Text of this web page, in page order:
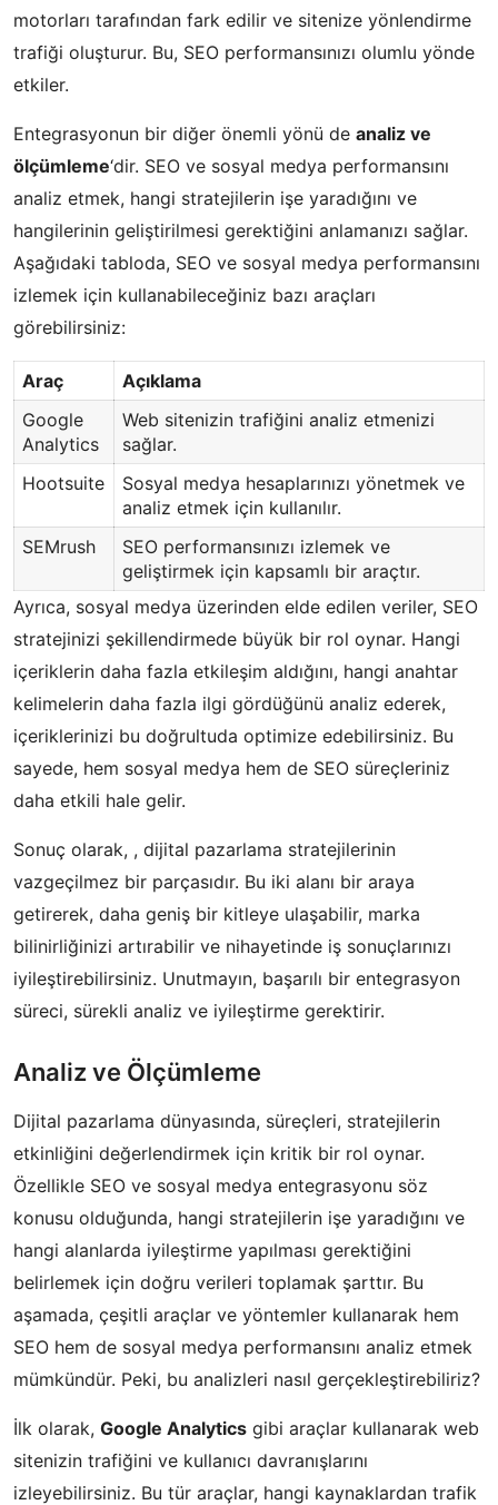
motorları tarafından fark edilir ve sitenize yönlendirme
trafiği oluşturur. Bu, SEO performansınızı olumlu yönde
etkiler.
Entegrasyonun bir diğer önemli yönü de analiz ve
ölçümleme‘dir. SEO ve sosyal medya performansını
analiz etmek, hangi stratejilerin işe yaradığını ve
hangilerinin geliştirilmesi gerektiğini anlamanızı sağlar.
Aşağıdaki tabloda, SEO ve sosyal medya performansını
izlemek için kullanabileceğiniz bazı araçları
görebilirsiniz:
Araç
Açıklama
Google
Analytics
Web sitenizin trafiğini analiz etmenizi
sağlar.
Hootsuite
Sosyal medya hesaplarınızı yönetmek ve
analiz etmek için kullanılır.
SEMrush
SEO performansınızı izlemek ve
geliştirmek için kapsamlı bir araçtır.
Ayrıca, sosyal medya üzerinden elde edilen veriler, SEO
stratejinizi şekillendirmede büyük bir rol oynar. Hangi
içeriklerin daha fazla etkileşim aldığını, hangi anahtar
kelimelerin daha fazla ilgi gördüğünü analiz ederek,
içeriklerinizi bu doğrultuda optimize edebilirsiniz. Bu
sayede, hem sosyal medya hem de SEO süreçleriniz
daha etkili hale gelir.
Sonuç olarak, , dijital pazarlama stratejilerinin
vazgeçilmez bir parçasıdır. Bu iki alanı bir araya
getirerek, daha geniş bir kitleye ulaşabilir, marka
bilinirliğinizi artırabilir ve nihayetinde iş sonuçlarınızı
iyileştirebilirsiniz. Unutmayın, başarılı bir entegrasyon
süreci, sürekli analiz ve iyileştirme gerektirir.
Analiz ve Ölçümleme
Dijital pazarlama dünyasında, süreçleri, stratejilerin
etkinliğini değerlendirmek için kritik bir rol oynar.
Özellikle SEO ve sosyal medya entegrasyonu söz
konusu olduğunda, hangi stratejilerin işe yaradığını ve
hangi alanlarda iyileştirme yapılması gerektiğini
belirlemek için doğru verileri toplamak şarttır. Bu
aşamada, çeşitli araçlar ve yöntemler kullanarak hem
SEO hem de sosyal medya performansını analiz etmek
mümkündür. Peki, bu analizleri nasıl gerçekleştirebiliriz?
İlk olarak, Google Analytics gibi araçlar kullanarak web
sitenizin trafiğini ve kullanıcı davranışlarını
izleyebilirsiniz. Bu tür araçlar, hangi kaynaklardan trafik